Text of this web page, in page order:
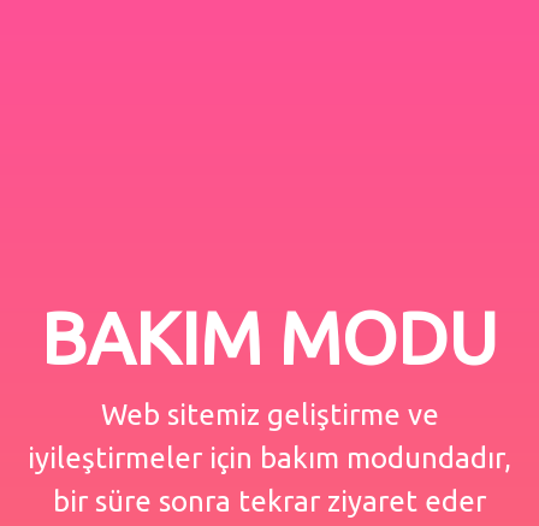
BAKIM MODU
Web sitemiz geliştirme ve
iyileştirmeler için bakım modundadır,
bir süre sonra tekrar ziyaret eder